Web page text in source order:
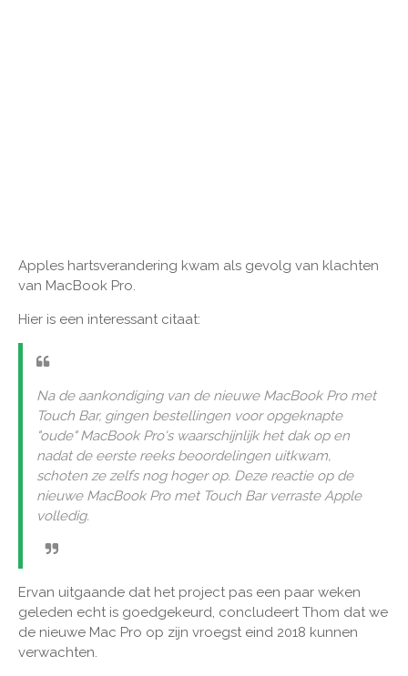
Apples hartsverandering kwam als gevolg van klachten
van MacBook Pro.
Hier is een interessant citaat:
Na de aankondiging van de nieuwe MacBook Pro met
Touch Bar, gingen bestellingen voor opgeknapte
"oude" MacBook Pro's waarschijnlijk het dak op en
nadat de eerste reeks beoordelingen uitkwam,
schoten ze zelfs nog hoger op. Deze reactie op de
nieuwe MacBook Pro met Touch Bar verraste Apple
volledig.
Ervan uitgaande dat het project pas een paar weken
geleden echt is goedgekeurd, concludeert Thom dat we
de nieuwe Mac Pro op zijn vroegst eind 2018 kunnen
verwachten.